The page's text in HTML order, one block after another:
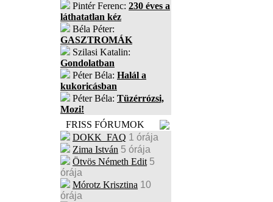
Pintér Ferenc: 230 éves a
láthatatlan kéz
Béla Péter:
GASZTROMÁK
Szilasi Katalin:
Gondolatban
Péter Béla: Halál a
kukoricásban
Péter Béla: Tüzérrózsi,
Mozi!
FRISS FÓRUMOK
DOKK_FAQ 1 órája
Zima István 5 órája
Ötvös Németh Edit 5
órája
Mórotz Krisztina 10
órája